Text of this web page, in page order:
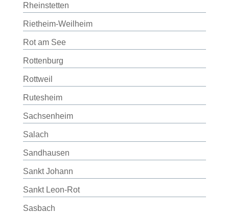
Rheinstetten
Rietheim-Weilheim
Rot am See
Rottenburg
Rottweil
Rutesheim
Sachsenheim
Salach
Sandhausen
Sankt Johann
Sankt Leon-Rot
Sasbach